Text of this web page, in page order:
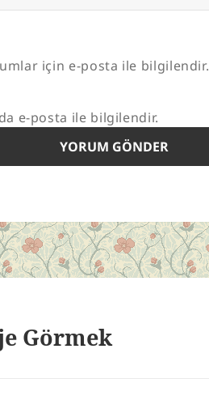
için e-posta ile bilgilendir.
e-posta ile bilgilendir.
Görmek